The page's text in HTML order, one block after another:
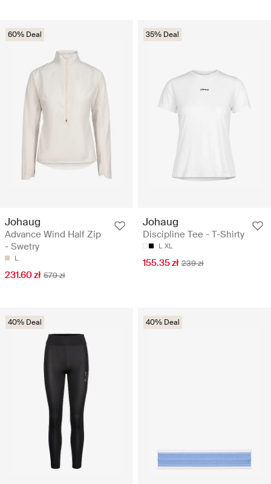
60% Deal
Johaug
Advance Wind Half Zip
- Swetry
L
231.60 zł 579 zł
35% Deal
Johaug
Discipline Tee - T-Shirty
L XL
155.35 zł 239 zł
40% Deal 40% Deal